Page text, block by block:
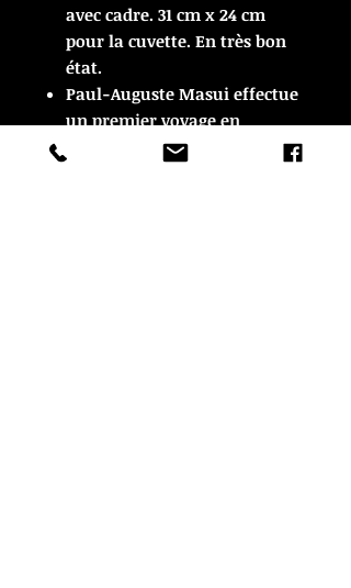
avec cadre. 31 cm x 24 cm
pour la cuvette. En très bon
état.
Paul-Auguste Masui effectue
un premier voyage en
Bretagne, en presqu’île de